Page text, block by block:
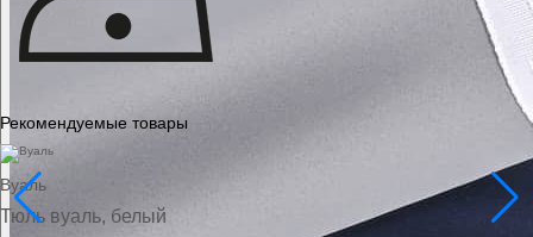
Рекомендуемые товары
Вуаль
Тюль вуаль, белый